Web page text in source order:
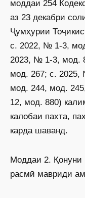
моддаи 254
аз 23 декабри
Ҷумҳурии
с. 2022, № 1-3,
2023, № 1-3, мод.
мод. 267; с.
мод. 244, мод.
12, мод. 880)
калобаи пахта,
карда шаванд.
Моддаи 2. Қонуни
расмӣ мавриди